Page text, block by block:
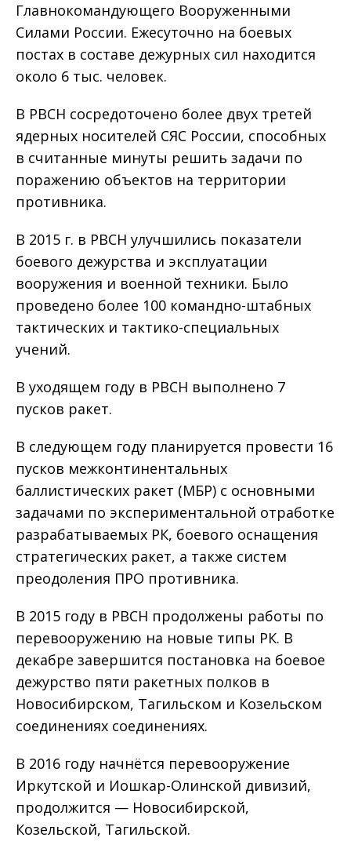
Главнокомандующего Вооруженными
Силами России. Ежесуточно на боевых
постах в составе дежурных сил находится
около 6 тыс. человек.
В РВСН сосредоточено более двух третей
ядерных носителей СЯС России, способных
в считанные минуты решить задачи по
поражению объектов на территории
противника.
В 2015 г. в РВСН улучшились показатели
боевого дежурства и эксплуатации
вооружения и военной техники. Было
проведено более 100 командно-штабных
тактических и тактико-специальных
учений.
В уходящем году в РВСН выполнено 7
пусков ракет.
В следующем году планируется провести 16
пусков межконтинентальных
баллистических ракет (МБР) с основными
задачами по экспериментальной отработке
разрабатываемых РК, боевого оснащения
стратегических ракет, а также систем
преодоления ПРО противника.
В 2015 году в РВСН продолжены работы по
перевооружению на новые типы РК. В
декабре завершится постановка на боевое
дежурство пяти ракетных полков в
Новосибирском, Тагильском и Козельском
соединениях соединениях.
В 2016 году начнётся перевооружение
Иркутской и Иошкар-Олинской дивизий,
продолжится — Новосибирской,
Козельской, Тагильской.